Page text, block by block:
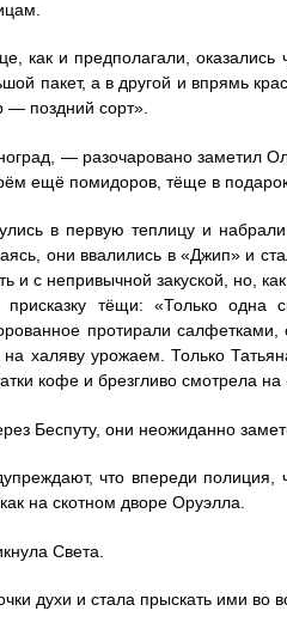
как и предполагали,
пакет, а в другой и впрямь
— поздний сорт».
— разочаровано заметил
ещё помидоров, тёще в подарок
в первую теплицу и
они ввалились в «Джип» и
и с непривычной закуской, но,
присказку тёщи: «Только
протирали
халяву урожаем. Только
кофе и брезгливо смотрела
Беспуту, они неожиданно
что впереди
на скотном дворе Оруэлла.
Света.
духи и стала прыскать ими во